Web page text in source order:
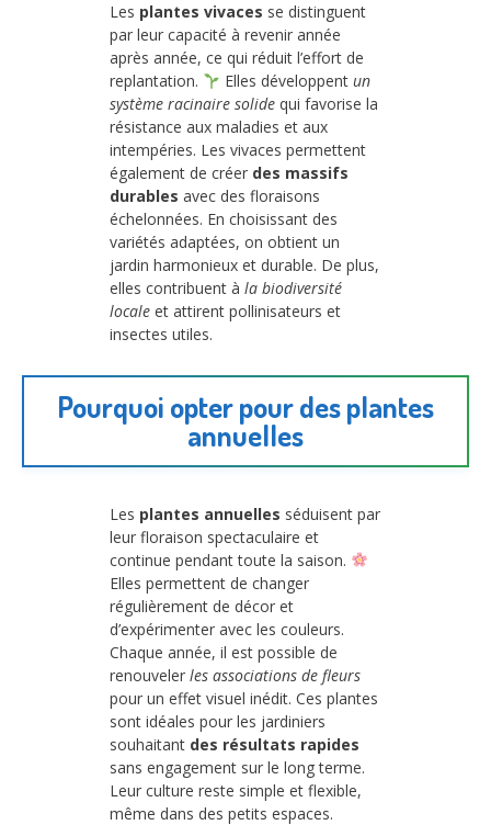
Les plantes vivaces se distinguent
par leur capacité à revenir année
après année, ce qui réduit l’effort de
replantation.
Elles développent un
système racinaire solide qui favorise la
résistance aux maladies et aux
intempéries. Les vivaces permettent
également de créer des massifs
durables avec des floraisons
échelonnées. En choisissant des
variétés adaptées, on obtient un
jardin harmonieux et durable. De plus,
elles contribuent à la biodiversité
locale et attirent pollinisateurs et
insectes utiles.
Pourquoi opter pour des plantes
annuelles
Les plantes annuelles séduisent par
leur floraison spectaculaire et
continue pendant toute la saison.
Elles permettent de changer
régulièrement de décor et
d’expérimenter avec les couleurs.
Chaque année, il est possible de
renouveler les associations de fleurs
pour un effet visuel inédit. Ces plantes
sont idéales pour les jardiniers
souhaitant des résultats rapides
sans engagement sur le long terme.
Leur culture reste simple et flexible,
même dans des petits espaces.